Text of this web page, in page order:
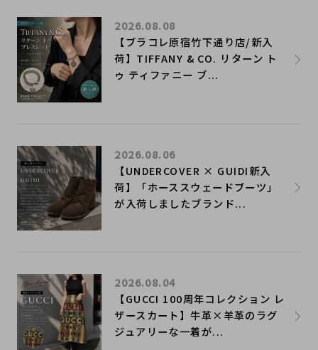
【ブラコレ原宿竹下通り店/新入
荷】TIFFANY & CO. リターン ト
ゥ ティファニー ブ...
2026.08.08
【UNDERCOVER × GUIDI新入
荷】「ホーススウェードブーツ」
が入荷しましたブランド...
2026.08.06
【GUCCI 100周年コレクション レ
ザースカート】牛革×羊革のラグ
ジュアリーな一着が...
2026.08.04